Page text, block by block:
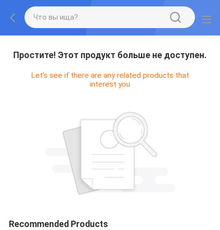
Простите! Этот продукт больше не доступен.
Let's see if there are any related products that
interest you
Recommended Products